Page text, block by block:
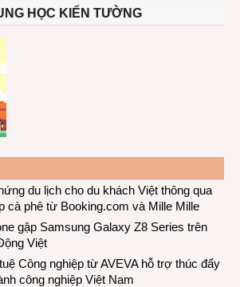
HỌC KIẾN TƯỜNG
du lịch cho du khách Việt thông qua
cà phê từ Booking.com và Mille Mille
gập Samsung Galaxy Z8 Series trên
Việt
Công nghiệp từ AVEVA hỗ trợ thúc đẩy
công nghiệp Việt Nam